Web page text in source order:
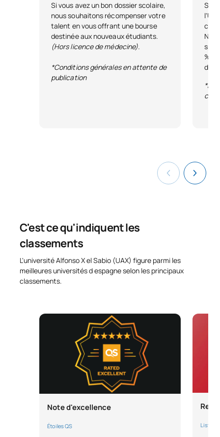
Si vous avez un bon dossier scolaire,
nous souhaitons récompenser votre
talent en vous offrant une bourse
destinée aux nouveaux étudiants.
(Hors licence de médecine).
*Conditions générales en attente de
publication
Si
%
C'est ce qu'indiquent les
classements
L'université Alfonso X el Sabio (UAX) figure parmi les
meilleures universités d espagne selon les principaux
classements.
Note d'excellence
Étoiles QS Liste